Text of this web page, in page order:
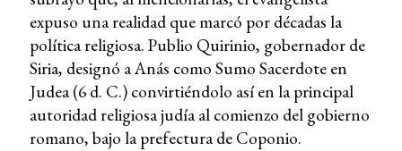
expuso una realidad que marcó por décadas la
política religiosa. Publio Quirinio, gobernador de
Siria, designó a Anás como Sumo Sacerdote en
Judea (6 d. C.) convirtiéndolo así en la principal
autoridad religiosa judía al comienzo del gobierno
romano, bajo la prefectura de Coponio.